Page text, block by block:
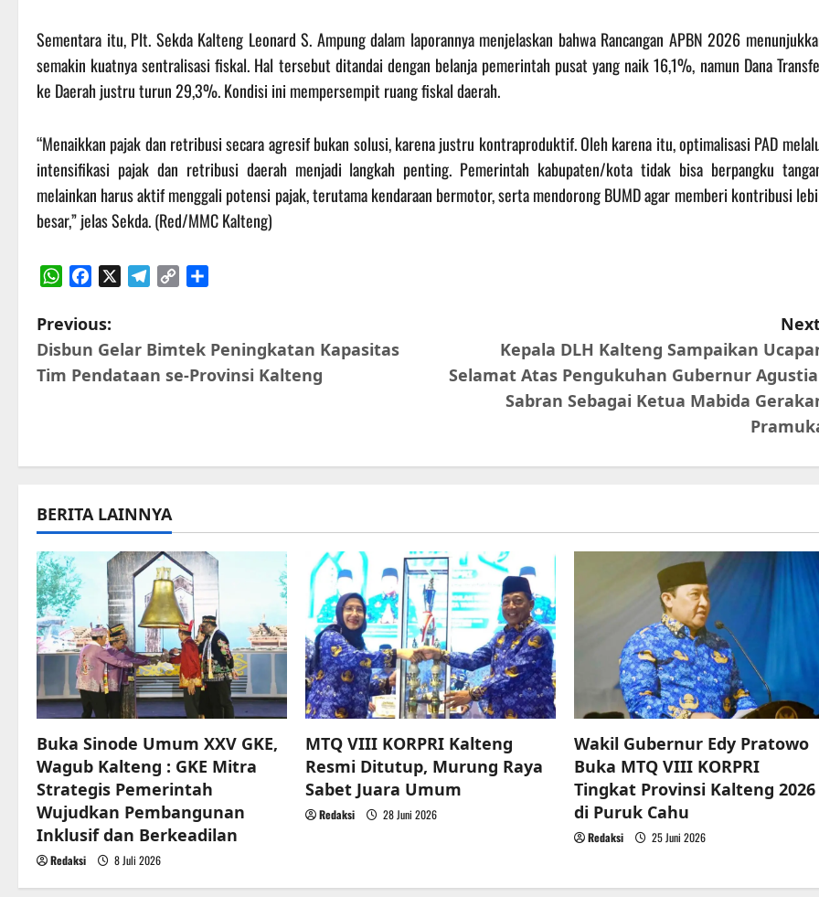
Sementara itu, Plt. Sekda Kalteng Leonard S. Ampung dalam laporannya menjelaskan bahwa Rancangan APBN 2026
semakin kuatnya sentralisasi fiskal. Hal tersebut ditandai dengan belanja pemerintah pusat yang naik 16,1%, namun Dana
ke Daerah justru turun 29,3%. Kondisi ini mempersempit ruang fiskal daerah.
“Menaikkan pajak dan retribusi secara agresif bukan solusi, karena justru kontraproduktif. Oleh karena itu, optimalisasi PAD
intensifikasi pajak dan retribusi daerah menjadi langkah penting. Pemerintah kabupaten/kota tidak bisa berpangku
melainkan harus aktif menggali potensi pajak, terutama kendaraan bermotor, serta mendorong BUMD agar memberi kontribusi
besar,” jelas Sekda. (Red/MMC Kalteng)
P
o
a
v
i
g
a
t
i
o
n
Previous:
Disbun Gelar Bimtek Peningkatan Kapasitas
Tim Pendataan se-Provinsi Kalteng
Kepala DLH Kalteng Sampaikan
Selamat Atas Pengukuhan Gubernur
Sabran Sebagai Ketua Mabida
BERITA LAINNYA
Buka Sinode Umum XXV GKE,
Wagub Kalteng : GKE Mitra
Strategis Pemerintah
Wujudkan Pembangunan
Inklusif dan Berkeadilan
Redaksi 8 Juli 2026
MTQ VIII KORPRI Kalteng
Resmi Ditutup, Murung Raya
Sabet Juara Umum
Redaksi 28 Juni 2026
Wakil Gubernur Edy Pratowo
Buka MTQ VIII KORPRI
Tingkat Provinsi Kalteng 2026
di Puruk Cahu
Redaksi 25 Juni 2026